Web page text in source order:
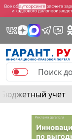
Бюджетный учет